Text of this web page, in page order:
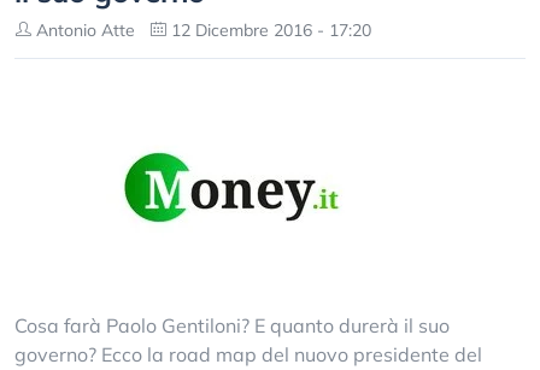
Antonio Atte 12 Dicembre 2016 - 17:20
Cosa farà Paolo Gentiloni? E quanto durerà il suo
governo? Ecco la road map del nuovo presidente del